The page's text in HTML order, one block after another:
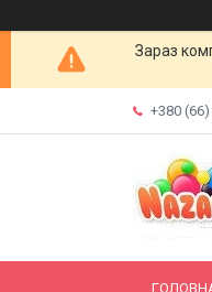
Зараз
+380